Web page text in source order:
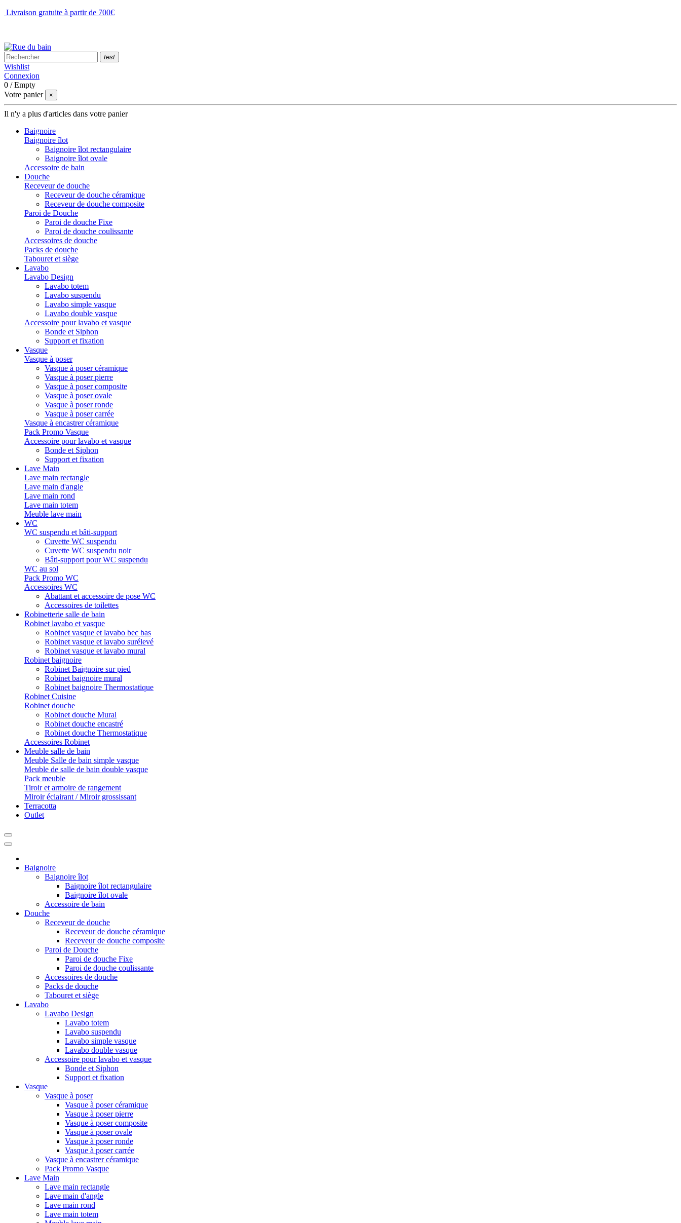
Livraison gratuite à partir de 700€
test
Wishlist
Connexion
0 /Empty
Votre panier
×
Il n'y a plus d'articles dans votre panier
Baignoire
Baignoire îlot
Baignoire îlot rectangulaire
Baignoire îlot ovale
Accessoire de bain
Douche
Receveur de douche
Receveur de douche céramique
Receveur de douche composite
Paroi de Douche
Paroi de douche Fixe
Paroi de douche coulissante
Accessoires de douche
Packs de douche
Tabouret et siège
Lavabo
Lavabo Design
Lavabo totem
Lavabo suspendu
Lavabo simple vasque
Lavabo double vasque
Accessoire pour lavabo et vasque
Bonde et Siphon
Support et fixation
Vasque
Vasque à poser
Vasque à poser céramique
Vasque à poser pierre
Vasque à poser composite
Vasque à poser ovale
Vasque à poser ronde
Vasque à poser carrée
Vasque à encastrer céramique
Pack Promo Vasque
Accessoire pour lavabo et vasque
Bonde et Siphon
Support et fixation
Lave Main
Lave main rectangle
Lave main d'angle
Lave main rond
Lave main totem
Meuble lave main
WC
WC suspendu et bâti-support
Cuvette WC suspendu
Cuvette WC suspendu noir
Bâti-support pour WC suspendu
WC au sol
Pack Promo WC
Accessoires WC
Abattant et accessoire de pose WC
Accessoires de toilettes
Robinetterie salle de bain
Robinet lavabo et vasque
Robinet vasque et lavabo bec bas
Robinet vasque et lavabo surélevé
Robinet vasque et lavabo mural
Robinet baignoire
Robinet Baignoire sur pied
Robinet baignoire mural
Robinet baignoire Thermostatique
Robinet Cuisine
Robinet douche
Robinet douche Mural
Robinet douche encastré
Robinet douche Thermostatique
Accessoires Robinet
Meuble salle de bain
Meuble Salle de bain simple vasque
Meuble de salle de bain double vasque
Pack meuble
Tiroir et armoire de rangement
Miroir éclairant / Miroir grossissant
Terracotta
Outlet
Baignoire
Baignoire îlot
Baignoire îlot rectangulaire
Baignoire îlot ovale
Accessoire de bain
Douche
Receveur de douche
Receveur de douche céramique
Receveur de douche composite
Paroi de Douche
Paroi de douche Fixe
Paroi de douche coulissante
Accessoires de douche
Packs de douche
Tabouret et siège
Lavabo
Lavabo Design
Lavabo totem
Lavabo suspendu
Lavabo simple vasque
Lavabo double vasque
Accessoire pour lavabo et vasque
Bonde et Siphon
Support et fixation
Vasque
Vasque à poser
Vasque à poser céramique
Vasque à poser pierre
Vasque à poser composite
Vasque à poser ovale
Vasque à poser ronde
Vasque à poser carrée
Vasque à encastrer céramique
Pack Promo Vasque
Lave Main
Lave main rectangle
Lave main d'angle
Lave main rond
Lave main totem